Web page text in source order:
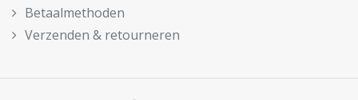
Betaalmethoden
Verzenden & retourneren